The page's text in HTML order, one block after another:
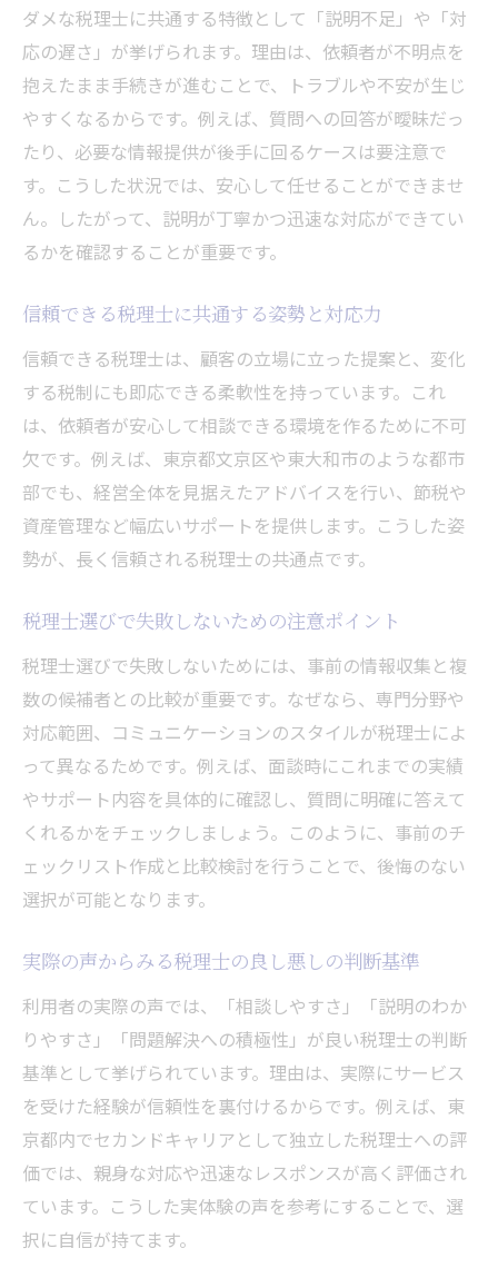
ダメな税理士に共通する特徴として「説明不足」や「対
応の遅さ」が挙げられます。理由は、依頼者が不明点を
抱えたまま手続きが進むことで、トラブルや不安が生じ
やすくなるからです。例えば、質問への回答が曖昧だっ
たり、必要な情報提供が後手に回るケースは要注意で
す。こうした状況では、安心して任せることができませ
ん。したがって、説明が丁寧かつ迅速な対応ができてい
るかを確認することが重要です。
信頼できる税理士に共通する姿勢と対応力
信頼できる税理士は、顧客の立場に立った提案と、変化
する税制にも即応できる柔軟性を持っています。これ
は、依頼者が安心して相談できる環境を作るために不可
欠です。例えば、東京都文京区や東大和市のような都市
部でも、経営全体を見据えたアドバイスを行い、節税や
資産管理など幅広いサポートを提供します。こうした姿
勢が、長く信頼される税理士の共通点です。
税理士選びで失敗しないための注意ポイント
税理士選びで失敗しないためには、事前の情報収集と複
数の候補者との比較が重要です。なぜなら、専門分野や
対応範囲、コミュニケーションのスタイルが税理士によ
って異なるためです。例えば、面談時にこれまでの実績
やサポート内容を具体的に確認し、質問に明確に答えて
くれるかをチェックしましょう。このように、事前のチ
ェックリスト作成と比較検討を行うことで、後悔のない
選択が可能となります。
実際の声からみる税理士の良し悪しの判断基準
利用者の実際の声では、「相談しやすさ」「説明のわか
りやすさ」「問題解決への積極性」が良い税理士の判断
基準として挙げられています。理由は、実際にサービス
を受けた経験が信頼性を裏付けるからです。例えば、東
京都内でセカンドキャリアとして独立した税理士への評
価では、親身な対応や迅速なレスポンスが高く評価され
ています。こうした実体験の声を参考にすることで、選
択に自信が持てます。